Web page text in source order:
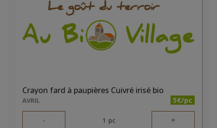
Crayon fard à paupières Cuivré irisé bio
AVRIL 5€/pc
- 1 pc +